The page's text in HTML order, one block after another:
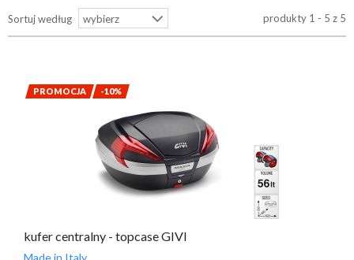
Sortuj według produkty 1 - 5 z 5
PROMOCJA -10%
kufer centralny - topcase GIVI
Made in Italy